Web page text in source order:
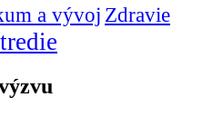
a vývoj Zdravie